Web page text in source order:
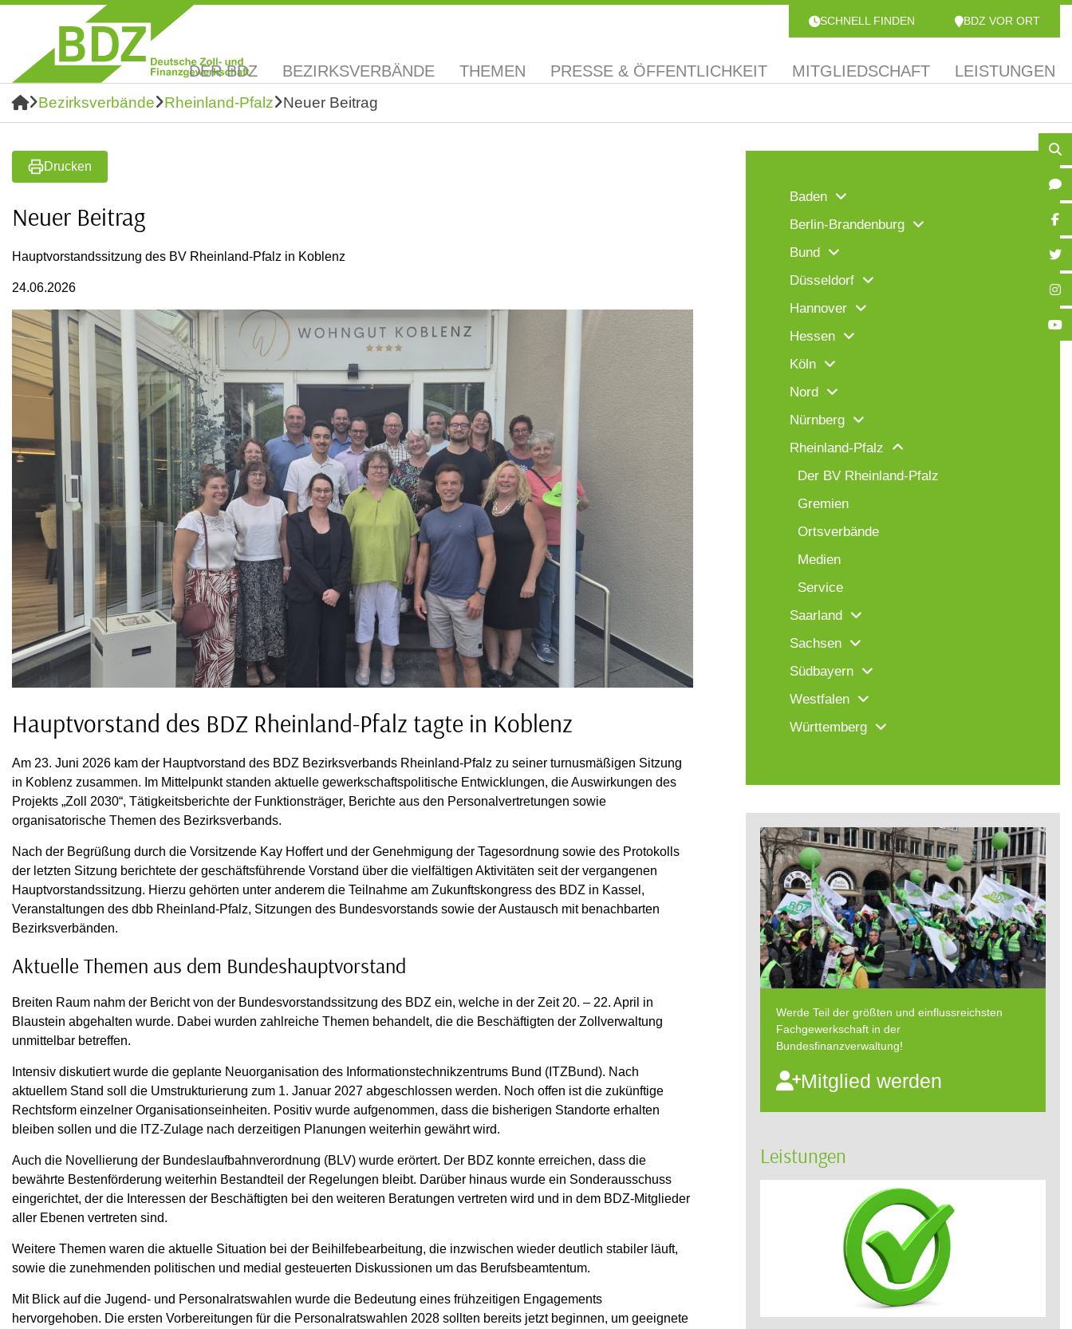
SCHNELL FINDEN BDZ VOR ORT
DER BDZ BEZIRKSVERBÄNDE THEMEN PRESSE & ÖFFENTLICHKEIT MITGLIEDSCHAFT LEISTUNGEN
Bezirksverbände Rheinland-Pfalz Neuer Beitrag
Drucken
Neuer Beitrag
Hauptvorstandssitzung des BV Rheinland-Pfalz in Koblenz
24.06.2026
Hauptvorstand des BDZ Rheinland-Pfalz tagte in Koblenz
Am 23. Juni 2026 kam der Hauptvorstand des BDZ Bezirksverbands Rheinland-Pfalz zu seiner turnusmäßigen Sitzung
in Koblenz zusammen. Im Mittelpunkt standen aktuelle gewerkschaftspolitische Entwicklungen, die Auswirkungen des
Projekts „Zoll 2030“, Tätigkeitsberichte der Funktionsträger, Berichte aus den Personalvertretungen sowie
organisatorische Themen des Bezirksverbands.
Nach der Begrüßung durch die Vorsitzende Kay Hoffert und der Genehmigung der Tagesordnung sowie des Protokolls
der letzten Sitzung berichtete der geschäftsführende Vorstand über die vielfältigen Aktivitäten seit der vergangenen
Hauptvorstandssitzung. Hierzu gehörten unter anderem die Teilnahme am Zukunftskongress des BDZ in Kassel,
Veranstaltungen des dbb Rheinland-Pfalz, Sitzungen des Bundesvorstands sowie der Austausch mit benachbarten
Bezirksverbänden.
Aktuelle Themen aus dem Bundeshauptvorstand
Breiten Raum nahm der Bericht von der Bundesvorstandssitzung des BDZ ein, welche in der Zeit 20. – 22. April in
Blaustein abgehalten wurde. Dabei wurden zahlreiche Themen behandelt, die die Beschäftigten der Zollverwaltung
unmittelbar betreffen.
Intensiv diskutiert wurde die geplante Neuorganisation des Informationstechnikzentrums Bund (ITZBund). Nach
aktuellem Stand soll die Umstrukturierung zum 1. Januar 2027 abgeschlossen werden. Noch offen ist die zukünftige
Rechtsform einzelner Organisationseinheiten. Positiv wurde aufgenommen, dass die bisherigen Standorte erhalten
bleiben sollen und die ITZ-Zulage nach derzeitigen Planungen weiterhin gewährt wird.
Auch die Novellierung der Bundeslaufbahnverordnung (BLV) wurde erörtert. Der BDZ konnte erreichen, dass die
bewährte Bestenförderung weiterhin Bestandteil der Regelungen bleibt. Darüber hinaus wurde ein Sonderausschuss
eingerichtet, der die Interessen der Beschäftigten bei den weiteren Beratungen vertreten wird und in dem BDZ-Mitglieder
aller Ebenen vertreten sind.
Weitere Themen waren die aktuelle Situation bei der Beihilfebearbeitung, die inzwischen wieder deutlich stabiler läuft,
sowie die zunehmenden politischen und medial gesteuerten Diskussionen um das Berufsbeamtentum.
Mit Blick auf die Jugend- und Personalratswahlen wurde die Bedeutung eines frühzeitigen Engagements
hervorgehoben. Die ersten Vorbereitungen für die Personalratswahlen 2028 sollten bereits jetzt beginnen, um geeignete
Baden
Berlin-Brandenburg
Bund
Düsseldorf
Hannover
Hessen
Köln
Nord
Nürnberg
Rheinland-Pfalz
Der BV Rheinland-Pfalz
Gremien
Ortsverbände
Medien
Service
Saarland
Sachsen
Südbayern
Westfalen
Württemberg
Werde Teil der größten und einflussreichsten
Fachgewerkschaft in der
Bundesfinanzverwaltung!
Mitglied werden
Leistungen